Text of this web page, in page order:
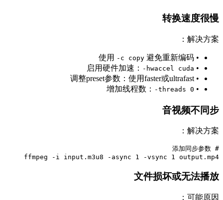
转换速度很慢
解决方案：
• 使用
-c copy 避免重新编码
• 启用硬件加速：
-hwaccel cuda
• 调整preset参数：使用faster或ultrafast
• 增加线程数：
-threads 0
音视频不同步
解决方案：
ffmpeg -i input.m3u8 -async 1 -vsync 1 output.mp4
文件损坏或无法播放
可能原因：